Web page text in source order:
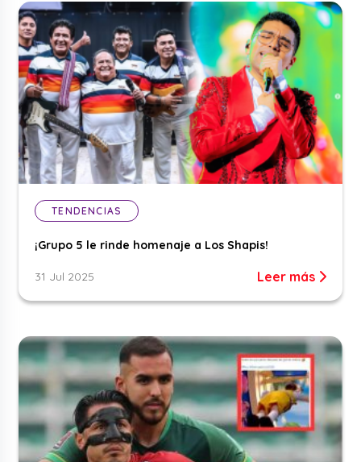
TENDENCIAS
¡Grupo 5 le rinde homenaje a Los Shapis!
31 Jul 2025 Leer más